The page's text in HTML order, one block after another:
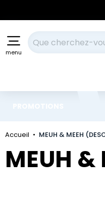
menu
Votre recherche
Accueil MEUH & MEEH
MEUH &